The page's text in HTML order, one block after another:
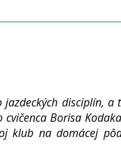
disciplín, a
Borisa
klub na domácej